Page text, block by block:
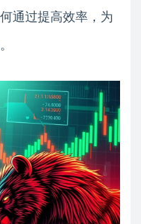
通过提高效率，为